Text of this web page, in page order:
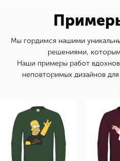
Мы гордимся нашими
решениями,
Наши примеры работ
неповторимых дизайнов